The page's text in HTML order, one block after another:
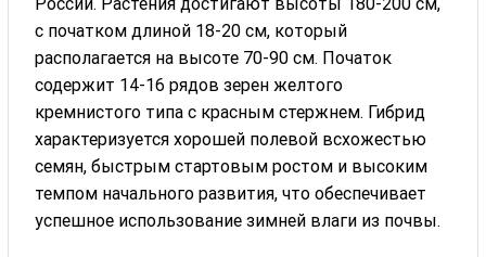
с початком длиной 18-20 см, который
располагается на высоте 70-90 см. Початок
содержит 14-16 рядов зерен желтого
кремнистого типа с красным стержнем. Гибрид
характеризуется хорошей полевой всхожестью
семян, быстрым стартовым ростом и высоким
темпом начального развития, что обеспечивает
успешное использование зимней влаги из почвы.